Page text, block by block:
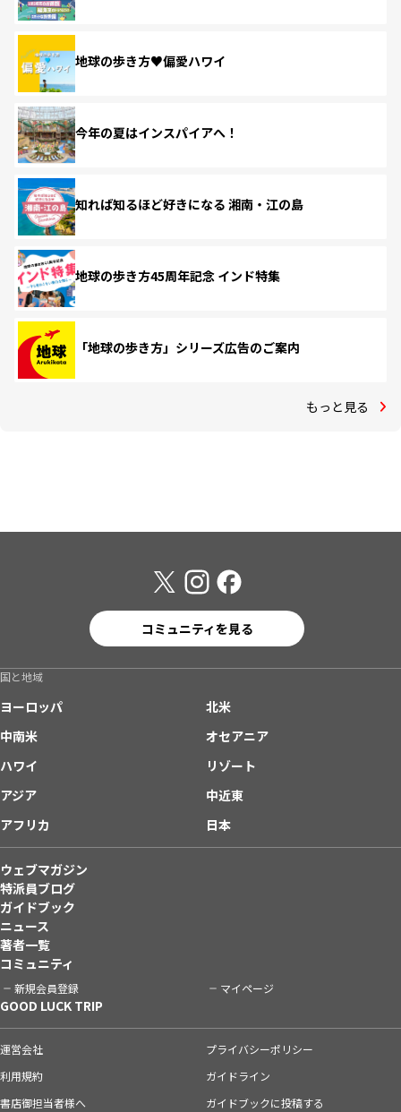
地球の歩き方♥偏愛ハワイ
今年の夏はインスパイアへ！
知れば知るほど好きになる 湘南・江の島
地球の歩き方45周年記念 インド特集
「地球の歩き方」シリーズ広告のご案内
もっと見る
コミュニティを見る
国と地域
ヨーロッパ
北米
中南米
オセアニア
ハワイ
リゾート
アジア
中近東
アフリカ
日本
ウェブマガジン
特派員ブログ
ガイドブック
ニュース
著者一覧
コミュニティ
新規会員登録 マイページ
GOOD LUCK TRIP
運営会社
プライバシーポリシー
利用規約
ガイドライン
書店御担当者様へ
ガイドブックに投稿する